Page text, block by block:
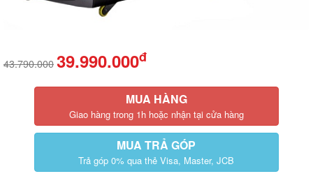
43.790.000 39.990.000đ
MUA HÀNG
Giao hàng trong 1h hoặc nhận tại cửa hàng
MUA TRẢ GÓP
Trả góp 0% qua thẻ Visa, Master, JCB